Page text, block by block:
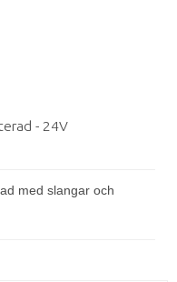
- 24V
med slangar och